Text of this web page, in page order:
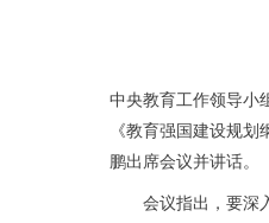
中央教育工作领导小
《教育强国建设规
鹏出席会议并讲话。
会议指出，要深入